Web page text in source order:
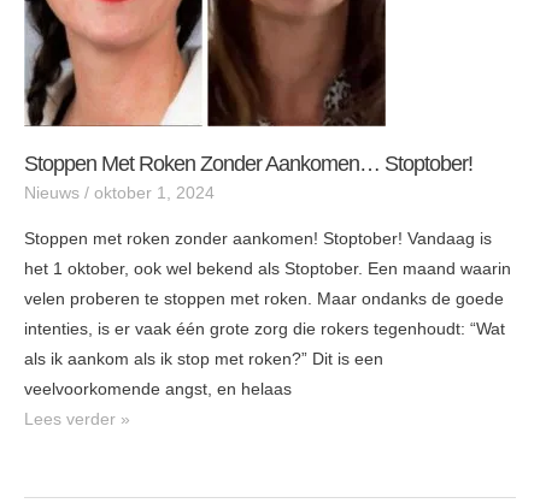
Stoppen Met Roken Zonder Aankomen… Stoptober!
Nieuws / oktober 1, 2024
Stoppen met roken zonder aankomen! Stoptober! Vandaag is
het 1 oktober, ook wel bekend als Stoptober. Een maand waarin
velen proberen te stoppen met roken. Maar ondanks de goede
intenties, is er vaak één grote zorg die rokers tegenhoudt: “Wat
als ik aankom als ik stop met roken?” Dit is een
veelvoorkomende angst, en helaas
Lees verder »